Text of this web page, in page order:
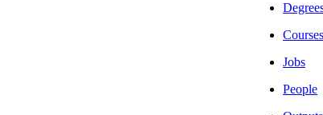
Courses
Jobs
People